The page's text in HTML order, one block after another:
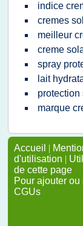
indice
cremes
meilleur
creme
spray
lait
protection
marque
Accueil |
d'utilisation |
de cette page
Pour ajouter
CGUs